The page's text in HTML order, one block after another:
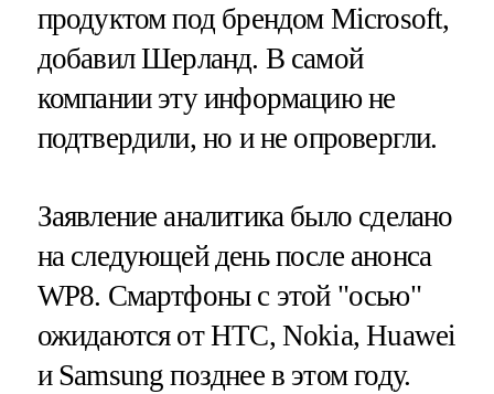
продуктом под брендом Microsoft,
добавил Шерланд. В самой
компании эту информацию не
подтвердили, но и не опровергли.
Заявление аналитика было сделано
на следующей день после анонса
WP8. Смартфоны с этой "осью"
ожидаются от HTC, Nokia, Huawei
и Samsung позднее в этом году.